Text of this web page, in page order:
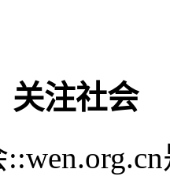
关注社会